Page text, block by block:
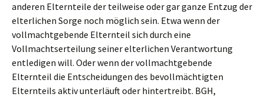
anderen Elternteile der teilweise oder gar ganze Entzug der
elterlichen Sorge noch möglich sein. Etwa wenn der
vollmachtgebende Elternteil sich durch eine
Vollmachtserteilung seiner elterlichen Verantwortung
entledigen will. Oder wenn der vollmachtgebende
Elternteil die Entscheidungen des bevollmächtigten
Elternteils aktiv unterläuft oder hintertreibt. BGH,